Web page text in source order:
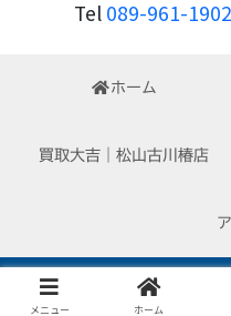
Tel 089-961-1902
ホーム
買取大吉｜松山古川椿店
Copyright © 2022-2026
メニュー ホーム